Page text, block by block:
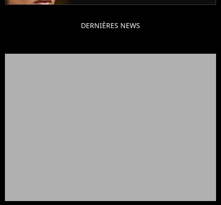
DERNIÈRES NEWS